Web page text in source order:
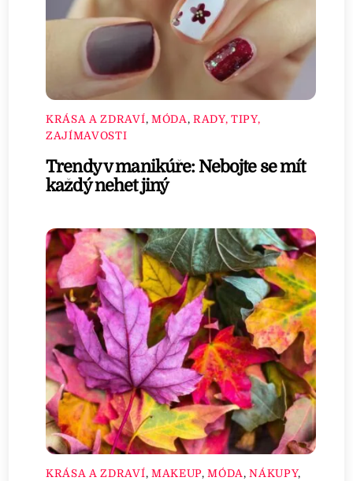
KRÁSA A ZDRAVÍ, MÓDA, RADY, TIPY,
ZAJÍMAVOSTI
Trendy v manikúře: Nebojte se mít
každý nehet jiný
KRÁSA A ZDRAVÍ, MAKEUP,MÓDA,NÁKUPY,